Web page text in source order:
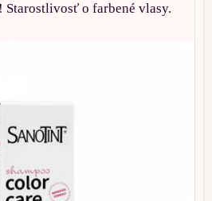
Starostlivosť o farbené vlasy.